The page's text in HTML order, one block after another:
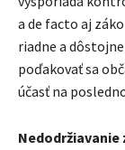
a de facto aj
riadne a
poďakovať sa
účasť na